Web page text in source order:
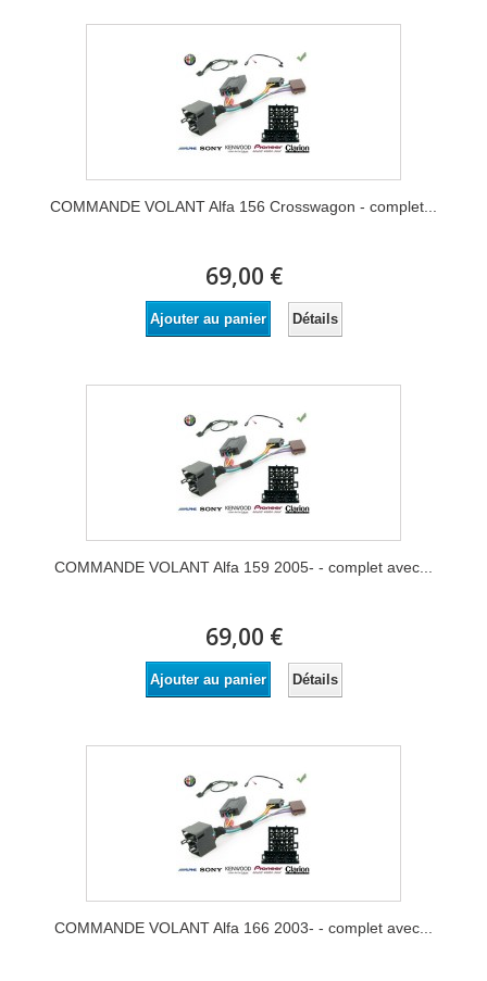
COMMANDE VOLANT Alfa 156 Crosswagon - complet...
69,00 €
Ajouter au panier Détails
COMMANDE VOLANT Alfa 159 2005- - complet avec...
69,00 €
Ajouter au panier Détails
COMMANDE VOLANT Alfa 166 2003- - complet avec...